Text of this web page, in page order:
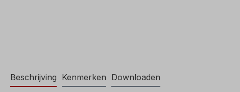
Beschrijving Kenmerken Downloaden